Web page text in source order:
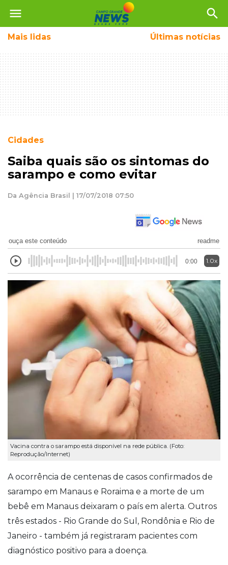
menu search
Mais lidas Últimas notícias
Cidades
Saiba quais são os sintomas do
sarampo e como evitar
Da Agência Brasil | 17/07/2018 07:50
ouça este conteúdo readme
0:00 1.0x
Vacina contra o sarampo está disponível na rede pública. (Foto:
Reprodução/Internet)
A ocorrência de centenas de casos confirmados de
sarampo em Manaus e Roraima e a morte de um
bebê em Manaus deixaram o país em alerta. Outros
três estados - Rio Grande do Sul, Rondônia e Rio de
Janeiro - também já registraram pacientes com
diagnóstico positivo para a doença.